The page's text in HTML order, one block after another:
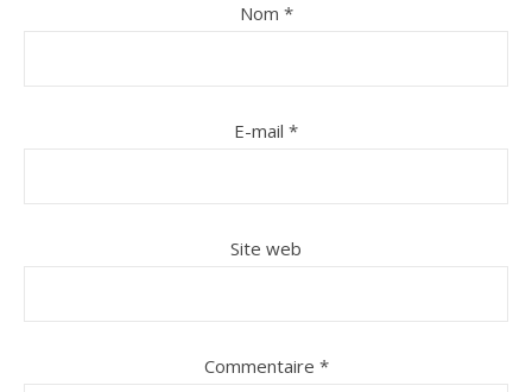
Nom *
E-mail *
Site web
Commentaire *